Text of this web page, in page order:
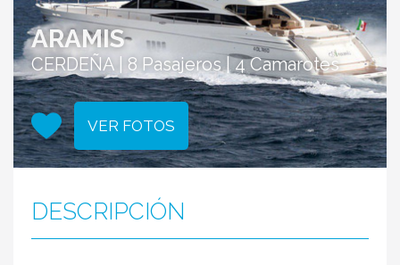
ARAMIS
CERDEÑA | 8 Pasajeros | 4 Camarotes
VER FOTOS
DESCRIPCIÓN